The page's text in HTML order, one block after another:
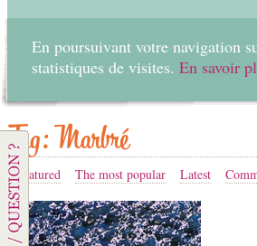
En poursuivant votre navigation
statistiques de visites. En savoir
Tag: Marbré
Featured The most popular Latest